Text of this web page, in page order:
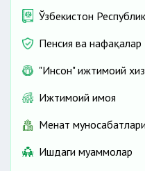
Ўзбекистон
Пенсия ва нафақалар
"Инсон" ижтимоий
Ижтимоий ҳимоя
Меҳнат муносабатлари
Ишдаги муаммолар